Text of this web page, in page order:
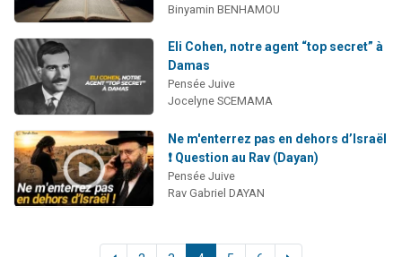
Binyamin BENHAMOU
Eli Cohen, notre agent “top secret” à
Damas
Pensée Juive
Jocelyne SCEMAMA
Ne m'enterrez pas en dehors d’Israël
❗ Question au Rav (Dayan)
Pensée Juive
Rav Gabriel DAYAN